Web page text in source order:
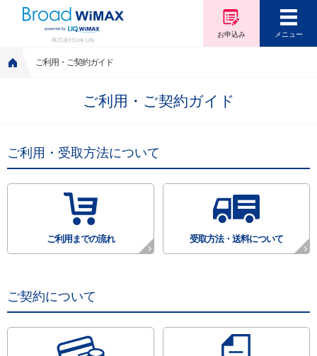
株式会社Link Life
メニュー
お申込み
ご利用・ご契約ガイド
ご利用・ご契約ガイド
ご利用・受取方法について
ご利用までの流れ 受取方法・送料について
ご契約について